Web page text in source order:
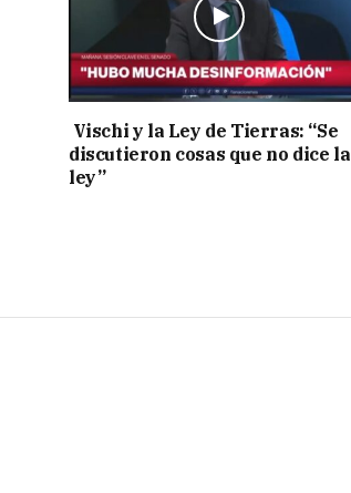
Vischi y la Ley de Tierras: “Se
discutieron cosas que no dice la
ley”